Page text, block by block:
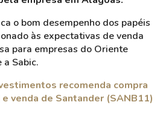
o bom desempenho dos papéis
às expectativas de venda
para empresas do Oriente
a Sabic.
recomenda compra
venda de Santander (SANB11)